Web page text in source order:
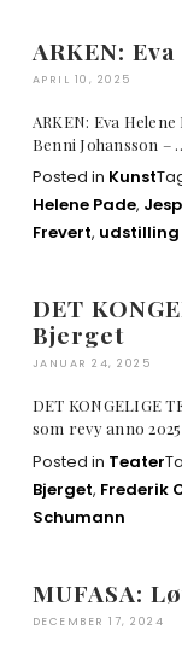
ARKEN:
APRIL 10, 2025
ARKEN: Eva
Benni Johansson –
Posted in Kunst
Helene Pade,
Frevert, udstilling
DET
Bjerget
JANUAR 24, 2025
DET KONGELIGE
som revy anno
Posted in Teater
Bjerget, Frederik
Schumann
MUFASA:
DECEMBER 17, 2024